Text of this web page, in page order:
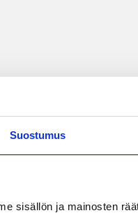
Suostumus
sisällön ja mainosten